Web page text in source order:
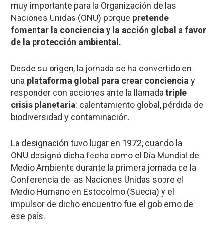
muy importante para la Organización de las
Naciones Unidas (ONU) porque pretende
fomentar la conciencia y la acción global a favor
de la protección ambiental.
Desde su origen, la jornada se ha convertido en
una plataforma global para crear conciencia y
responder con acciones ante la llamadatriple
crisis planetaria: calentamiento global, pérdida de
biodiversidad y contaminación.
La designación tuvo lugar en 1972, cuando la
ONU designó dicha fecha como el Día Mundial del
Medio Ambiente durante la primera jornada de la
Conferencia de las Naciones Unidas sobre el
Medio Humano en Estocolmo (Suecia) y el
impulsor de dicho encuentro fue el gobierno de
ese país.